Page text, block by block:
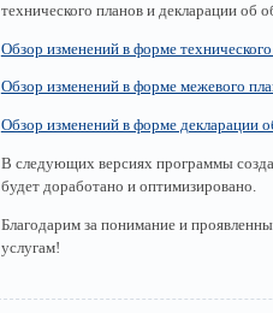
технического планов и декларации об
Обзор изменений в форме
Обзор изменений в форме межевого
Обзор изменений в форме декларации
В следующих версиях программы
будет доработано и оптимизировано.
Благодарим за понимание и
услугам!